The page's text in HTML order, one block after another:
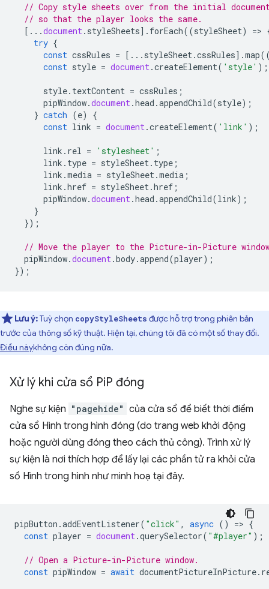
// Copy style sheets over from the initial
// so that the player looks the same.
[...document . styleSheets]. forEach((styleSheet) =>
try {
const cssRules = [... styleSheet .cssRules].map
const style = document .createElement( 'style' );
style. textContent = cssRules ;
pipWindow.document .head .appendChild(style);
} catch (e)
{
const link = document .createElement( 'link' );
link . rel = 'stylesheet' ;
link . type = styleSheet . type ;
link .media = styleSheet .media ;
link .href = styleSheet .href ;
pipWindow.document .head .appendChild(link);
}
});
// Move the player to the Picture-in-Picture
pipWindow.document .body.append(player);
});
Lưu ý:Tuỳ chọn copyStyleSheets được hỗ trợ trong phiên bản
trước của thông số kỹ thuật. Hiện tại, chúng tôi đã có một số thay đổi.
Điều nàykhông còn đúng nữa.
Xử lý khi cửa sổ PiP đóng
Nghe sự kiện "pagehide" của cửa sổ để biết thời điểm
cửa sổ Hình trong hình đóng (do trang web khởi động
hoặc người dùng đóng theo cách thủ công). Trình xử lý
sự kiện là nơi thích hợp để lấy lại các phần tử ra khỏi cửa
sổ Hình trong hình như minh hoạ tại đây.
pipButton .addEventListener( "click" , async () => {
const player = document .querySelector( "#player" );
// Open a Picture-in-Picture window.
const pipWindow = await documentPictureInPicture.